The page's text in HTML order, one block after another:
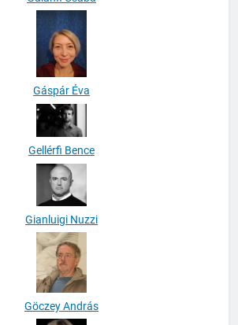
Gáspár Éva
Gellérfi Bence
Gianluigi Nuzzi
Göczey András